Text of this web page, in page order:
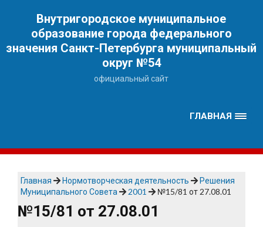
Внутригородское муниципальное
образование города федерального
значения Санкт-Петербурга муниципальный
округ №54
официальный сайт
ГЛАВНАЯ
Главная Нормотворческая деятельность
Решения
Муниципального Совета
2001 №15/81 от 27.08.01
№15/81 от 27.08.01